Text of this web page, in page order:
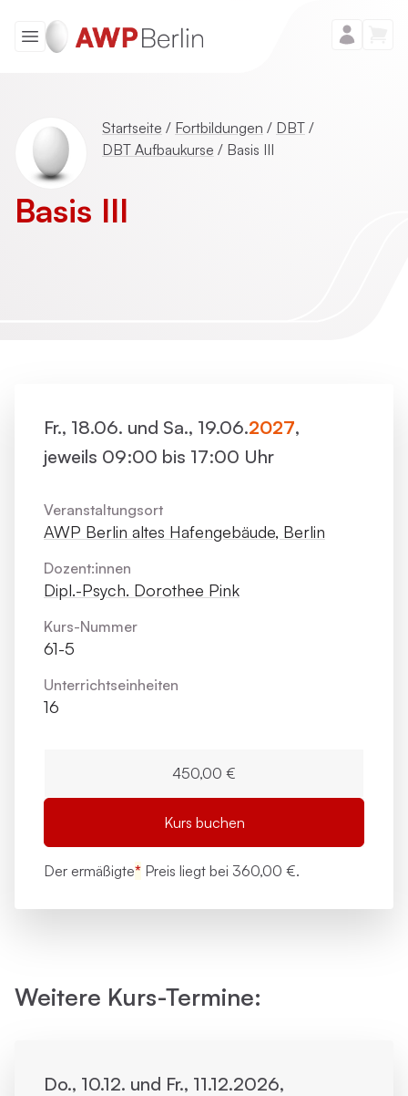
Startseite / Fortbildungen / DBT /
DBT Aufbaukurse / Basis III
Basis III
Fr., 18.06. und Sa., 19.06.2027,
jeweils 09:00 bis 17:00 Uhr
Veranstaltungsort
AWP Berlin altes Hafengebäude, Berlin
Dozent:innen
Dipl.-Psych. Dorothee Pink
Kurs-Nummer
61-5
Unterrichts­einheiten
16
450,00 €
Kurs buchen
Der ermäßigte* Preis liegt bei 360,00 €.
Weitere Kurs-Termine:
Do., 10.12. und Fr., 11.12.2026,